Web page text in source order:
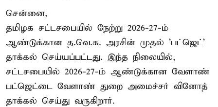
சென்னை,
தமிழக சட்டசபையில் நேற்று 2026-27-ம்
ஆண்டுக்கான த.வெ.க. அரசின் முதல் 'பட்ஜெட்'
தாக்கல் செய்யப்பட்டது. இந்த நிலையில்,
சட்டசபையில் 2026-27-ம் ஆண்டுக்கான வேளாண்
பட்ஜெட்டை வேளாண் துறை அமைச்சர் வினோத்
தாக்கல் செய்து வருகிறார்.